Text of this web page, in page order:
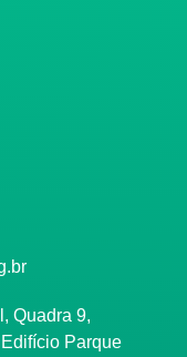
Quadra 9,
Parque